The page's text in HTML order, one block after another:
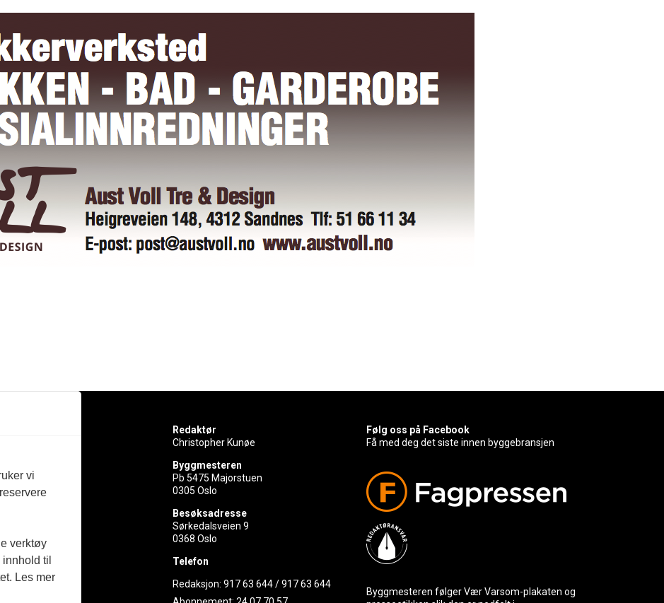
Redaktør
Christopher Kunøe
Byggmesteren
Pb 5475 Majorstuen
0305 Oslo
Besøksadresse
Sørkedalsveien 9
0368 Oslo
Telefon
Redaksjon:917 63 644/917 63 644
Følg oss på Facebook
Få med deg det siste innen byggebransjen
Byggmesteren følger Vær Varsom-plakaten og
vi
verktøy
til
Les mer